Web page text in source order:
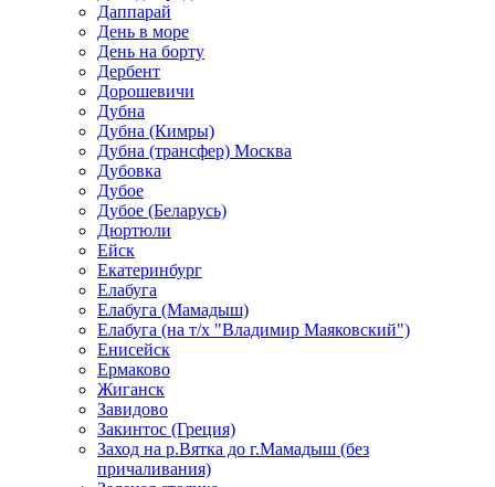
Даппарай
День в море
День на борту
Дербент
Дорошевичи
Дубна
Дубна (Кимры)
Дубна (трансфер) Москва
Дубовка
Дубое
Дубое (Беларусь)
Дюртюли
Ейск
Екатеринбург
Елабуга
Елабуга (Мамадыш)
Елабуга (на т/х "Владимир Маяковский")
Енисейск
Ермаково
Жиганск
Завидово
Закинтос (Греция)
Заход на р.Вятка до г.Мамадыш (без
причаливания)